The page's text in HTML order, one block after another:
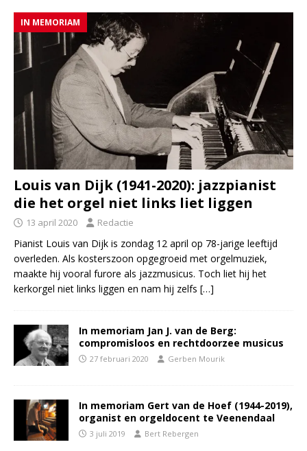
IN MEMORIAM
Louis van Dijk (1941-2020): jazzpianist
die het orgel niet links liet liggen
13 april 2020 Redactie
Pianist Louis van Dijk is zondag 12 april op 78-jarige leeftijd
overleden. Als kosterszoon opgegroeid met orgelmuziek,
maakte hij vooral furore als jazzmusicus. Toch liet hij het
kerkorgel niet links liggen en nam hij zelfs […]
In memoriam Jan J. van de Berg:
compromisloos en rechtdoorzee musicus
27 februari 2020 Gerben Mourik
In memoriam Gert van de Hoef (1944-2019),
organist en orgeldocent te Veenendaal
3 juli 2019 Bert Rebergen